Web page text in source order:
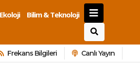
Ekoloji
Bilim & Teknoloji
Frekans Bilgileri Canlı Yayın